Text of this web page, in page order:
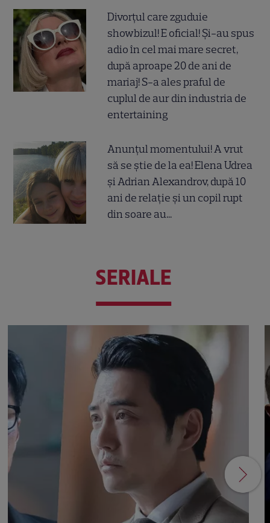
Divorțul care zguduie
showbizul! E oficial! Și-au spus
adio în cel mai mare secret,
după aproape 20 de ani de
mariaj! S-a ales praful de
cuplul de aur din industria de
entertaining
Anunțul momentului! A vrut
să se știe de la ea! Elena Udrea
și Adrian Alexandrov, după 10
ani de relație și un copil rupt
din soare au...
SERIALE